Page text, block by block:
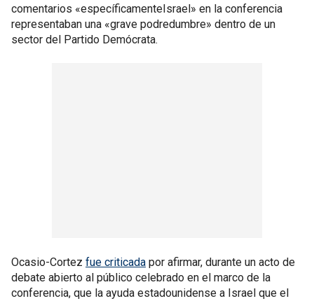
comentarios «específicamenteIsrael» en la conferencia
representaban una «grave podredumbre» dentro de un
sector del Partido Demócrata.
Ocasio-Cortez fue criticada por afirmar, durante un acto de
debate abierto al público celebrado en el marco de la
conferencia, que la ayuda estadounidense a Israel que el